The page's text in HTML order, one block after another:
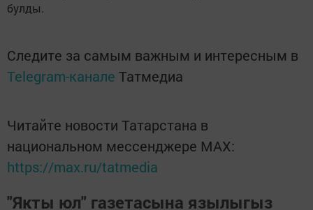
булды.
Следите за самым важным и интересным в
Telegram-канале Татмедиа
Читайте новости Татарстана в
национальном мессенджере MАХ:
https://max.ru/tatmedia
"Якты юл" газетасына язылыгыз